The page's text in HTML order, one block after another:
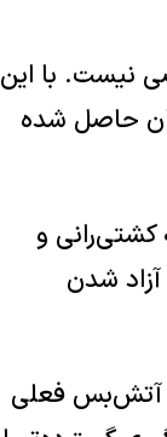
نیست. با این
حاصل شده
کشتی‌رانی و
شدن
آتش‌بس فعلی